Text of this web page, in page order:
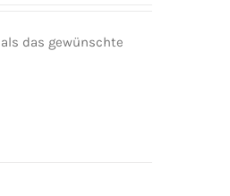
das gewünschte